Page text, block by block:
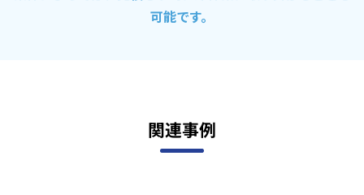
可能です。
関連事例